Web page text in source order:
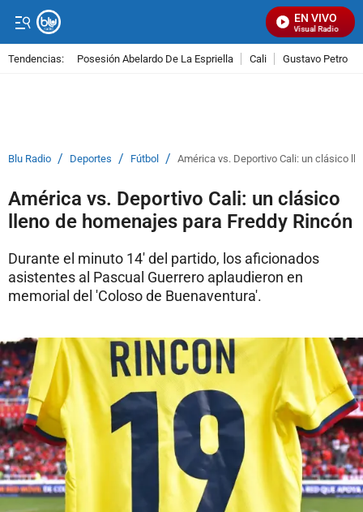
EN VIVO
Señal Visual Radio
Tendencias: Posesión Abelardo De La Espriella Cali Gustavo Petro
Blu Radio / Deportes / Fútbol / América vs. Deportivo Cali: un clásico
América vs. Deportivo Cali: un clásico
lleno de homenajes para Freddy Rincón
Durante el minuto 14' del partido, los aficionados
asistentes al Pascual Guerrero aplaudieron en
memorial del 'Coloso de Buenaventura'.